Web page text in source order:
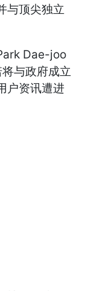
与顶尖独立
Dae-joo
与政府成立
户资讯遭进